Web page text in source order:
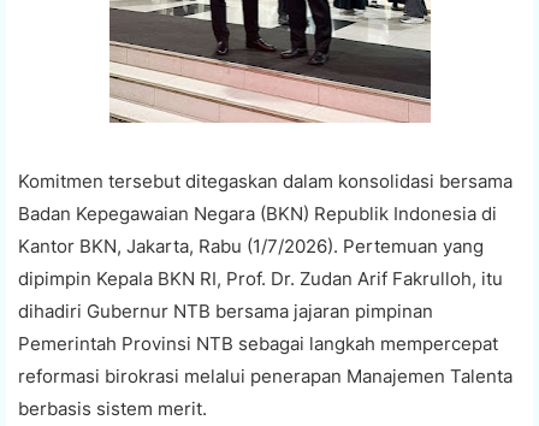
Komitmen tersebut ditegaskan dalam konsolidasi bersama
Badan Kepegawaian Negara (BKN) Republik Indonesia di
Kantor BKN, Jakarta, Rabu (1/7/2026). Pertemuan yang
dipimpin Kepala BKN RI, Prof. Dr. Zudan Arif Fakrulloh, itu
dihadiri Gubernur NTB bersama jajaran pimpinan
Pemerintah Provinsi NTB sebagai langkah mempercepat
reformasi birokrasi melalui penerapan Manajemen Talenta
berbasis sistem merit.